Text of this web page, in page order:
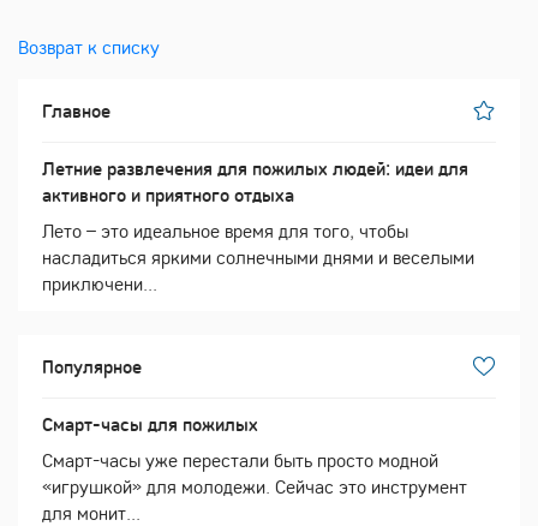
Возврат к списку
Главное
Летние развлечения для пожилых людей: идеи для
активного и приятного отдыха
Лето – это идеальное время для того, чтобы
насладиться яркими солнечными днями и веселыми
приключени...
Популярное
Смарт-часы для пожилых
Смарт-часы уже перестали быть просто модной
«игрушкой» для молодежи. Сейчас это инструмент
для монит...